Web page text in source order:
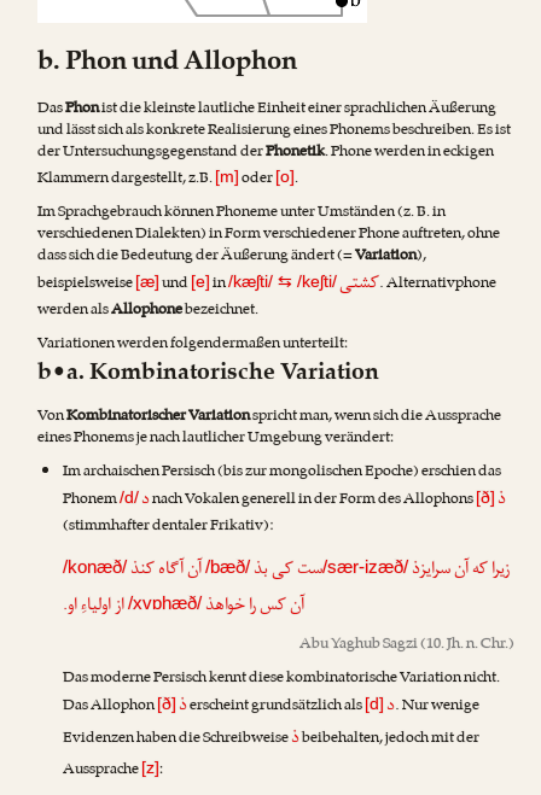
b. Phon und Allophon
DasPhonist die kleinste lautliche Einheit einer sprachlichen Äußerung
und lässt sich als konkrete Realisierung eines Phonems beschreiben. Es ist
der Untersuchungsgegenstand derPhonetik. Phone werden in eckigen
Klammern dargestellt, z.B.[m]oder[o].
Im Sprachgebrauch können Phoneme unter Umständen (z. B. in
verschiedenen Dialekten) in Form verschiedener Phone auftreten, ohne
dass sich die Bedeutung der Äußerung ändert (=Variation),
beispielsweise[æ]und [e]in/kæʃti/ ⇆ /keʃti/کشتی. Alternativphone
werden alsAllophonebezeichnet.
Variationen werden folgendermaßen unterteilt:
b•a. Kombinatorische Variation
VonKombinatorischer Variationspricht man, wenn sich die Aussprache
eines Phonems je nach lautlicher Umgebung verändert:
Im archaischen Persisch (bis zur mongolischen Epoche) erschien das
Phonem/d/دnach Vokalen generell in der Form des Allophons[ð] ذ
(stimmhafter dentaler Frikativ):
زیرا که آن سرایزذ/sær-izæð/ست کی بذ/bæð/آن آگاه کنذ/konæð/
آن کس را خواهذ/xvɒhæð/از اولیاءِ او.
Abu Yaghub Sagzi(10. Jh. n. Chr.)
Das moderne Persisch kennt diese kombinatorische Variation nicht.
Das Allophon[ð] ذerscheint grundsätzlich als[d] د. Nur wenige
Evidenzen haben die Schreibweiseذbeibehalten, jedoch mit der
Aussprache[z]: